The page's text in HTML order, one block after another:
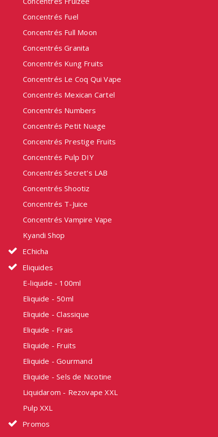
Concentrés Fuel
Concentrés Full Moon
Concentrés Granita
Concentrés Kung Fruits
Concentrés Le Coq Qui Vape
Concentrés Mexican Cartel
Concentrés Numbers
Concentrés Petit Nuage
Concentrés Prestige Fruits
Concentrés Pulp DIY
Concentrés Secret's LAB
Concentrés Shootiz
Concentrés T-Juice
Concentrés Vampire Vape
Kyandi Shop
EChicha
Eliquides
E-liquide - 100ml
Eliquide - 50ml
Eliquide - Classique
Eliquide - Frais
Eliquide - Fruits
Eliquide - Gourmand
Eliquide - Sels de Nicotine
Liquidarom - Rezovape XXL
Pulp XXL
Promos